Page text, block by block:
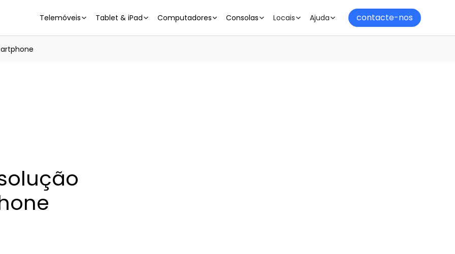
Telemóveis Tablet & iPad Computadores Consolas Locais Ajuda contacte-nos